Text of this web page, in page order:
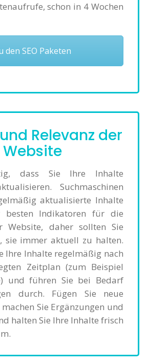
schon in 4 Wochen
den SEO Paketen
Relevanz der
Website
dass Sie Ihre Inhalte
Suchmaschinen
aktualisierte Inhalte
besten Indikatoren für die
Website, daher sollten Sie
sie immer aktuell zu halten.
Ihre Inhalte regelmäßig nach
Zeitplan (zum Beispiel
und führen Sie bei Bedarf
durch. Fügen Sie neue
Sie Ergänzungen und
halten Sie Ihre Inhalte frisch